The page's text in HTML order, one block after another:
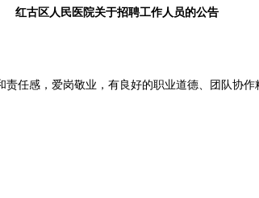
红古区人民医院关于招聘工作人员的公告
感，爱岗敬业，有良好的职业道德、团队协作